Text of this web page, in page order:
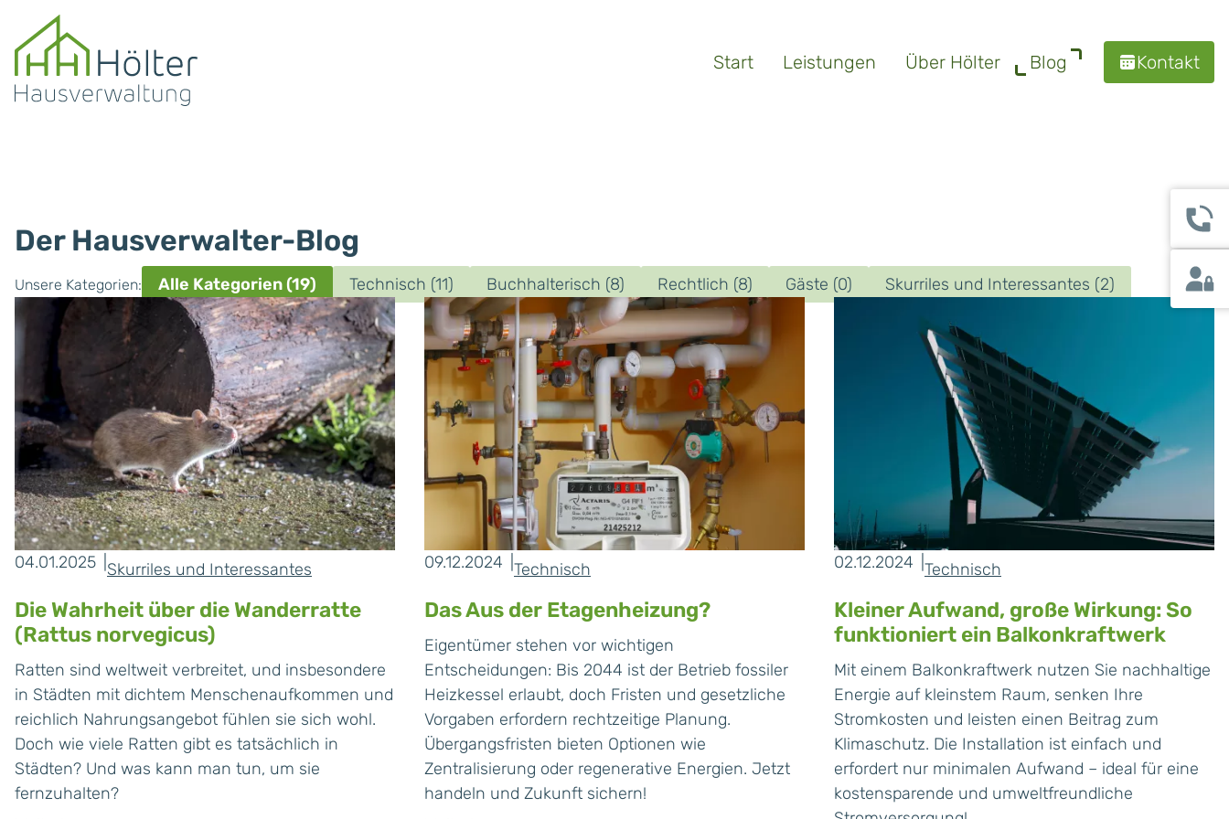
Navigation überspringen
Start Leistungen Über Hölter Blog Kontakt
Der Hausverwalter-Blog
Unsere Kategorien: Alle Kategorien(19) Technisch (11) Buchhalterisch (8) Rechtlich (8) Gäste (0) Skurriles und Interessantes (2)
04.01.2025 Skurriles und Interessantes
Die Wahrheit über die Wanderratte
(Rattus norvegicus)
Ratten sind weltweit verbreitet, und insbesondere
in Städten mit dichtem Menschenaufkommen und
reichlich Nahrungsangebot fühlen sie sich wohl.
Doch wie viele Ratten gibt es tatsächlich in
Städten? Und was kann man tun, um sie
fernzuhalten?
09.12.2024 Technisch
Das Aus der Etagenheizung?
Eigentümer stehen vor wichtigen
Entscheidungen: Bis 2044 ist der Betrieb fossiler
Heizkessel erlaubt, doch Fristen und gesetzliche
Vorgaben erfordern rechtzeitige Planung.
Übergangsfristen bieten Optionen wie
Zentralisierung oder regenerative Energien. Jetzt
handeln und Zukunft sichern!
02.12.2024 Technisch
Kleiner Aufwand, große Wirkung: So
funktioniert ein Balkonkraftwerk
Mit einem Balkonkraftwerk nutzen Sie nachhaltige
Energie auf kleinstem Raum, senken Ihre
Stromkosten und leisten einen Beitrag zum
Klimaschutz. Die Installation ist einfach und
erfordert nur minimalen Aufwand – ideal für eine
kostensparende und umweltfreundliche